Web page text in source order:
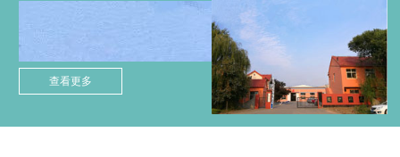
查看更多